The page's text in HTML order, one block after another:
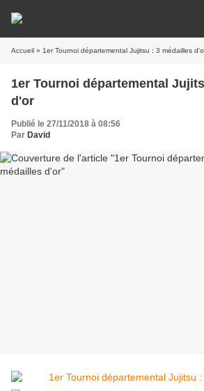
Accueil » 1er Tournoi départemental Jujitsu : 3 médailles
1er Tournoi départemental
d'or
Publié le 27/11/2018 à 08:56
Par David